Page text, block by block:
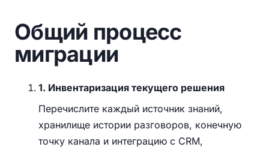
Общий процесс
миграции
1. Инвентаризация текущего решения
Перечислите каждый источник знаний,
хранилище истории разговоров, конечную
точку канала и интеграцию с CRM,